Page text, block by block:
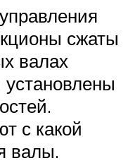
сжаты
валах
с какой
валы.